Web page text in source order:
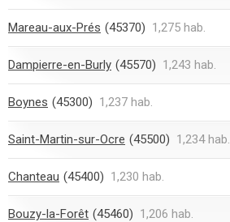
Mareau-aux-Prés (45370) 1,275 hab.
Dampierre-en-Burly (45570) 1,243 hab.
Boynes (45300) 1,237 hab.
Saint-Martin-sur-Ocre (45500) 1,234 hab.
Chanteau (45400) 1,230 hab.
Bouzy-la-Forêt (45460) 1,206 hab.